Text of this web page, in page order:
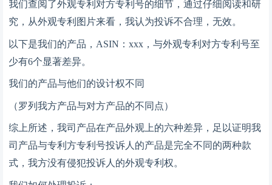
我们查阅了外观专利对方专利号的细节，通过仔细阅读和研
究，从外观专利图片来看，我认为投诉不合理，无效。
以下是我们的产品， ASIN：xxx，与外观专利对方专利号至
少有6个显著差异。
我们的产品与他们的设计权不同
（罗列我方产品与对方产品的不同点）
综上所述，我司产品在产品外观上的六种差异，足以证明我
司产品与专利方专利号投诉人的产品是完全不同的两种款
式，我方没有侵犯投诉人的外观专利权。